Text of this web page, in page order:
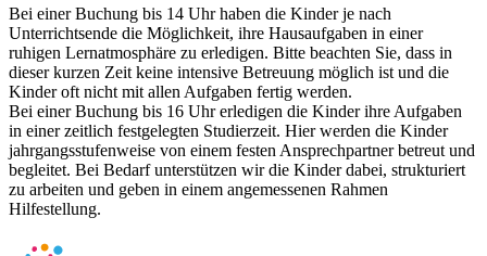
Bei einer Buchung bis 14 Uhr haben die Kinder je nach
Unterrichtsende die Möglichkeit, ihre Hausaufgaben in einer
ruhigen Lernatmosphäre zu erledigen. Bitte beachten Sie, dass in
dieser kurzen Zeit keine intensive Betreuung möglich ist und die
Kinder oft nicht mit allen Aufgaben fertig werden.
Bei einer Buchung bis 16 Uhr erledigen die Kinder ihre Aufgaben
in einer zeitlich festgelegten Studierzeit. Hier werden die Kinder
jahrgangsstufenweise von einem festen Ansprechpartner betreut und
begleitet. Bei Bedarf unterstützen wir die Kinder dabei, strukturiert
zu arbeiten und geben in einem angemessenen Rahmen
Hilfestellung.